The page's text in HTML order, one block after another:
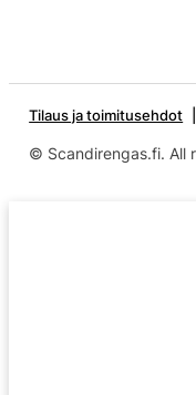
Tilaus ja toimitusehdot
© Scandirengas.fi. All